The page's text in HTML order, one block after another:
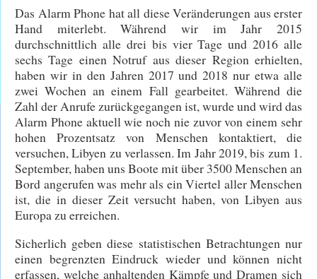
Das Alarm Phone hat all diese Veränderungen aus erster
Hand miterlebt. Während wir im Jahr 2015
durchschnittlich alle drei bis vier Tage und 2016 alle
sechs Tage einen Notruf aus dieser Region erhielten,
haben wir in den Jahren 2017 und 2018 nur etwa alle
zwei Wochen an einem Fall gearbeitet. Während die
Zahl der Anrufe zurückgegangen ist, wurde und wird das
Alarm Phone aktuell wie noch nie zuvor von einem sehr
hohen Prozentsatz von Menschen kontaktiert, die
versuchen, Libyen zu verlassen. Im Jahr 2019, bis zum 1.
September, haben uns Boote mit über 3500 Menschen an
Bord angerufen was mehr als ein Viertel aller Menschen
ist, die in dieser Zeit versucht haben, von Libyen aus
Europa zu erreichen.
Sicherlich geben diese statistischen Betrachtungen nur
einen begrenzten Eindruck wieder und können nicht
erfassen, welche anhaltenden Kämpfe und Dramen sich